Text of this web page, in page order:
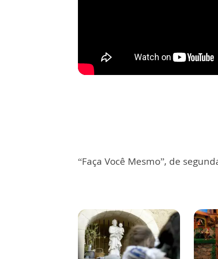
“Faça Você Mesmo”, de